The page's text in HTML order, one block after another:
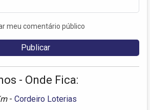
meu comentário público
- Onde Fica:
- Cordeiro Loterias